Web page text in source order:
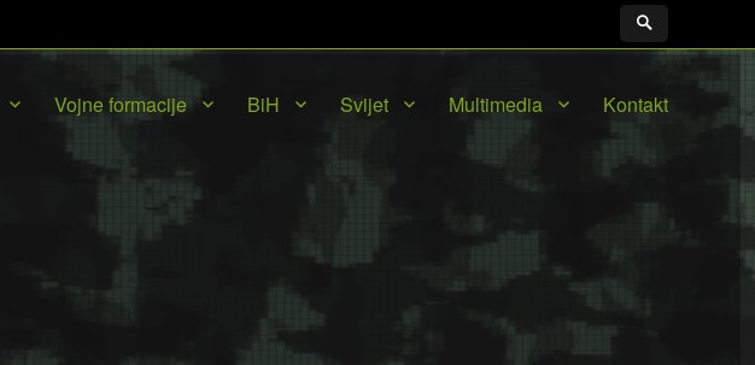
Vojne formacije BiH Svijet Multimedia Kontakt